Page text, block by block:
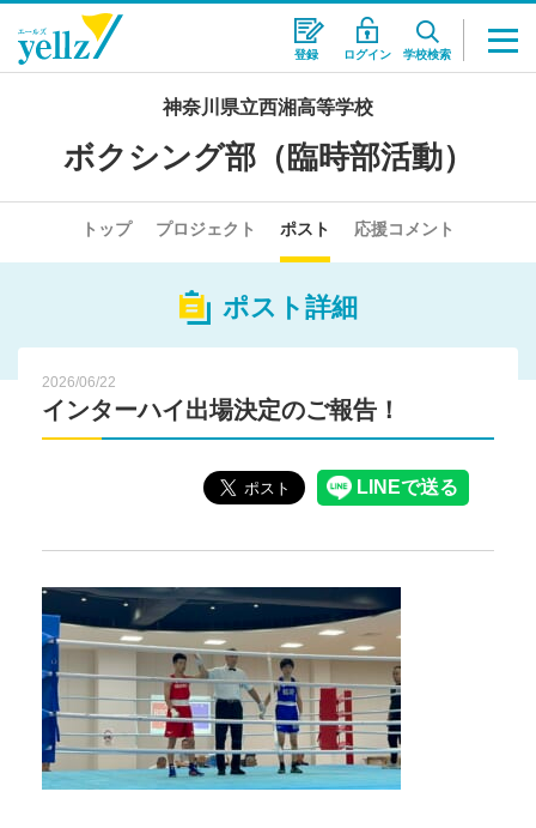
登録 ログイン 学校検索
神奈川県立西湘高等学校
ボクシング部（臨時部活動）
トップ プロジェクト ポスト 応援コメント
ポスト詳細
2026/06/22
インターハイ出場決定のご報告！